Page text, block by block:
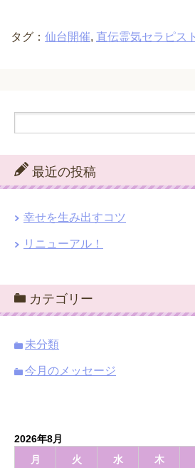
タグ： 仙台開催, 直伝霊気セラピス
最近の投稿
幸せを生み出すコツ
リニューアル！
カテゴリー
未分類
今月のメッセージ
2026年8月
月
火 水 木